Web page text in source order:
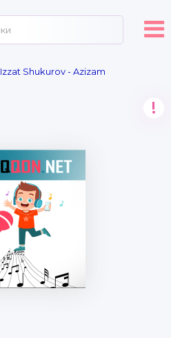
Izzat Shukurov - Azizam
!